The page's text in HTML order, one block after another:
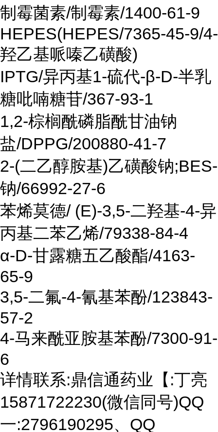
制霉菌素/制霉素/1400-61-9
HEPES(HEPES/7365-45-9/4-
羟乙基哌嗪乙磺酸)
IPTG/异丙基1-硫代-β-D-半乳
糖吡喃糖苷/367-93-1
1,2-棕榈酰磷脂酰甘油钠
盐/DPPG/200880-41-7
2-(二乙醇胺基)乙磺酸钠;BES-
钠/66992-27-6
苯烯莫德/ (E)-3,5-二羟基-4-异
丙基二苯乙烯/79338-84-4
α-D-甘露糖五乙酸酯/4163-
65-9
3,5-二氟-4-氰基苯酚/123843-
57-2
4-马来酰亚胺基苯酚/7300-91-
6
详情联系:鼎信通药业【:丁亮
15871722230(微信同号)QQ
一:2796190295、QQ